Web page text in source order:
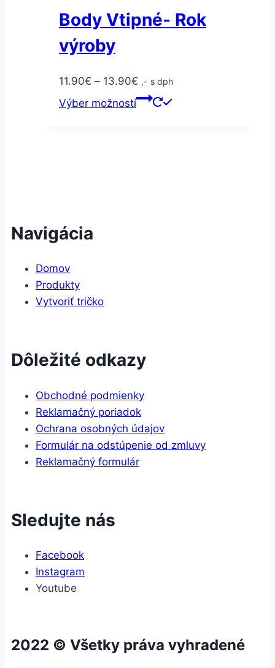
Body Vtipné- Rok
výroby
11.90€ – 13.90€ ,- s dph
Výber možností
Navigácia
Domov
Produkty
Vytvoriť tričko
Dôležité odkazy
Obchodné podmienky
Reklamačný poriadok
Ochrana osobných údajov
Formulár na odstúpenie od zmluvy
Reklamačný formulár
Sledujte nás
Facebook
Instagram
Youtube
2022 © Všetky práva vyhradené